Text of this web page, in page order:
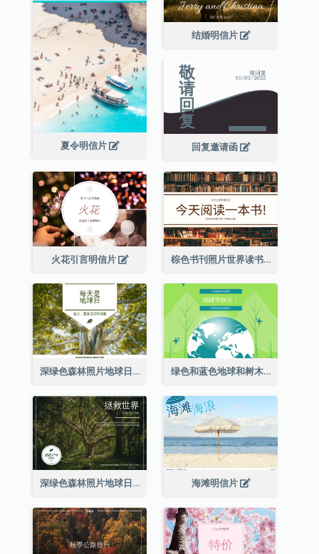
结婚明信片
夏令明信片 回复邀请函
火花引言明信片 棕色书刊照片世界读书日明信片
深绿色森林照片地球日明信片 绿色和蓝色地球和树木插图地球日明信片
深绿色森林照片地球日明信片 海滩明信片